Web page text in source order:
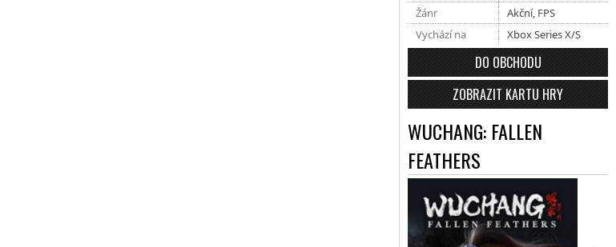
Žánr
Akční, FPS
Vychází na
Xbox Series X/S
DO OBCHODU
ZOBRAZIT KARTU HRY
WUCHANG: FALLEN
FEATHERS